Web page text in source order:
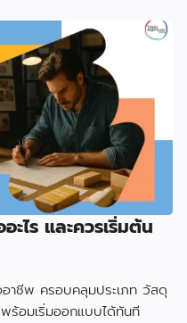
ไร และควรเริ่มต้น
าชีพ ครอบคลุมประเภท วัสดุ
ร้อมเริ่มออกแบบได้ทันที